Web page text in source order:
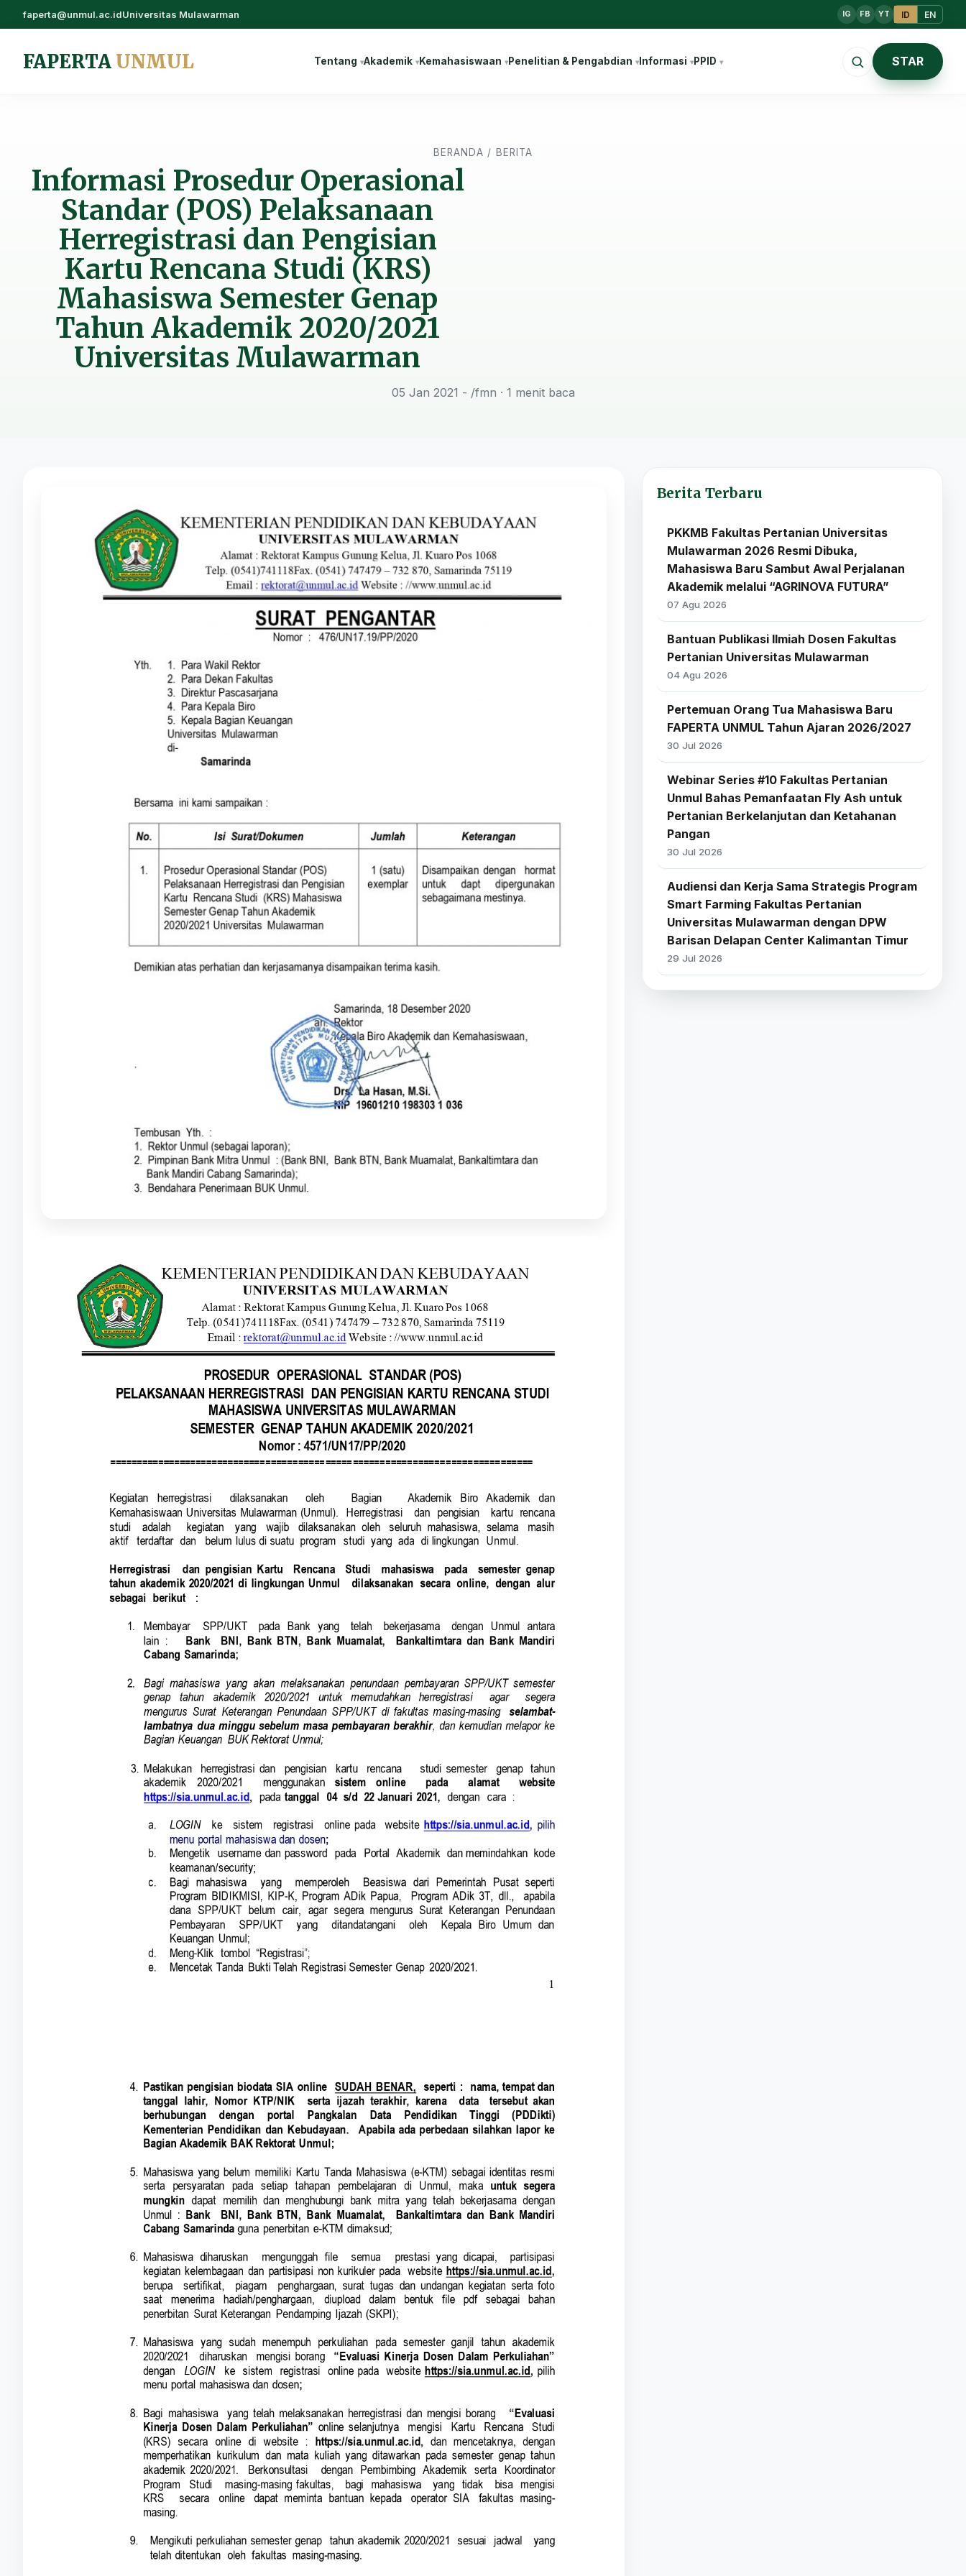
faperta@unmul.ac.idUniversitas Mulawarman IG FB YT ID EN
FAPERTA UNMUL Tentang Akademik Kemahasiswaan Penelitian & Pengabdian Informasi PPID STAR
BERANDA / BERITA
Informasi Prosedur Operasional
Standar (POS) Pelaksanaan
Herregistrasi dan Pengisian
Kartu Rencana Studi (KRS)
Mahasiswa Semester Genap
Tahun Akademik 2020/2021
Universitas Mulawarman
05 Jan 2021 - /fmn · 1 menit baca
Berita Terbaru
PKKMB Fakultas Pertanian Universitas
Mulawarman 2026 Resmi Dibuka,
Mahasiswa Baru Sambut Awal Perjalanan
Akademik melalui “AGRINOVA FUTURA”
07 Agu 2026
Bantuan Publikasi Ilmiah Dosen Fakultas
Pertanian Universitas Mulawarman
04 Agu 2026
Pertemuan Orang Tua Mahasiswa Baru
FAPERTA UNMUL Tahun Ajaran 2026/2027
30 Jul 2026
Webinar Series #10 Fakultas Pertanian
Unmul Bahas Pemanfaatan Fly Ash untuk
Pertanian Berkelanjutan dan Ketahanan
Pangan
30 Jul 2026
Audiensi dan Kerja Sama Strategis Program
Smart Farming Fakultas Pertanian
Universitas Mulawarman dengan DPW
Barisan Delapan Center Kalimantan Timur
29 Jul 2026